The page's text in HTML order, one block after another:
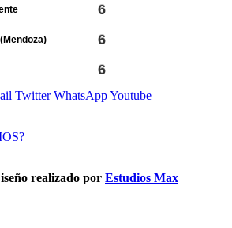
Twitter WhatsAppYoutube
realizado por Estudios Max